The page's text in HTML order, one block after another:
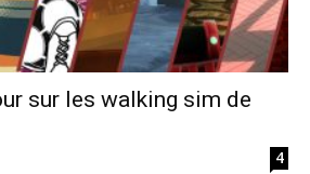
sur les walking sim de
4